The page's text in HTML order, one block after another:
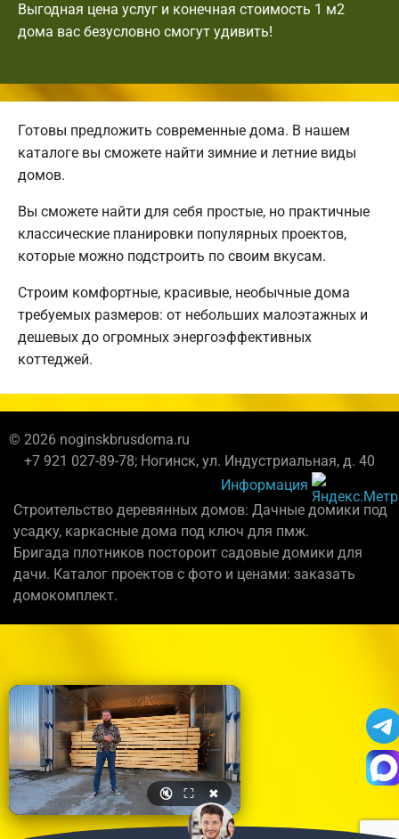
Выгодная цена услуг и конечная стоимость 1 м2
дома вас безусловно смогут удивить!
Готовы предложить современные дома. В нашем
каталоге вы сможете найти зимние и летние виды
домов.
Вы сможете найти для себя простые, но практичные
классические планировки популярных проектов,
которые можно подстроить по своим вкусам.
Строим комфортные, красивые, необычные дома
требуемых размеров: от небольших малоэтажных и
дешевых до огромных энергоэффективных
коттеджей.
© 2026 noginskbrusdoma.ru
+7 921 027-89-78; Ногинск, ул. Индустриальная, д. 40
Информация
Строительство деревянных домов: Дачные домики под
усадку, каркасные дома под ключ для пмж.
Бригада плотников постороит садовые домики для
дачи. Каталог проектов с фото и ценами: заказать
домокомплект.
🔇 ⛶ ✖